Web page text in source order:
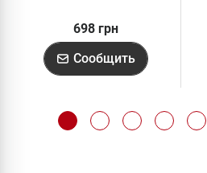
698 грн
Сообщить